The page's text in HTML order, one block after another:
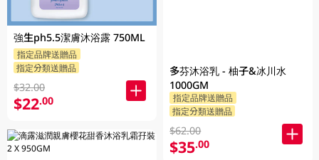
強生ph5.5潔膚沐浴露 750ML
指定品牌送贈品
指定分類送贈品
$32.00
$22.00
多芬沐浴乳 - 柚子&冰川水
1000GM
指定品牌送贈品
指定分類送贈品
$62.00
$35.00